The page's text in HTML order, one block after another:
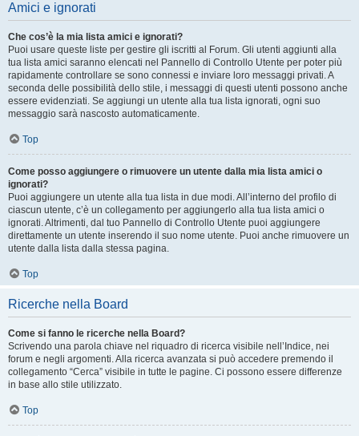
Amici e ignorati
Che cos’è la mia lista amici e ignorati?
Puoi usare queste liste per gestire gli iscritti al Forum. Gli utenti aggiunti alla
tua lista amici saranno elencati nel Pannello di Controllo Utente per poter più
rapidamente controllare se sono connessi e inviare loro messaggi privati. A
seconda delle possibilità dello stile, i messaggi di questi utenti possono anche
essere evidenziati. Se aggiungi un utente alla tua lista ignorati, ogni suo
messaggio sarà nascosto automaticamente.
Top
Come posso aggiungere o rimuovere un utente dalla mia lista amici o
ignorati?
Puoi aggiungere un utente alla tua lista in due modi. All’interno del profilo di
ciascun utente, c’è un collegamento per aggiungerlo alla tua lista amici o
ignorati. Altrimenti, dal tuo Pannello di Controllo Utente puoi aggiungere
direttamente un utente inserendo il suo nome utente. Puoi anche rimuovere un
utente dalla lista dalla stessa pagina.
Top
Ricerche nella Board
Come si fanno le ricerche nella Board?
Scrivendo una parola chiave nel riquadro di ricerca visibile nell’Indice, nei
forum e negli argomenti. Alla ricerca avanzata si può accedere premendo il
collegamento “Cerca” visibile in tutte le pagine. Ci possono essere differenze
in base allo stile utilizzato.
Top